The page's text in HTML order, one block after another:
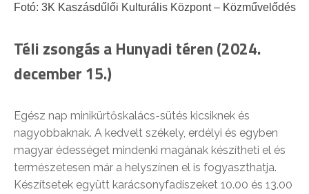
Fotó: 3K Kaszásdűlői Kulturális Központ – Közművelődés
Téli zsongás a Hunyadi téren (2024.
december 15.)
Egész nap minikürtőskalács-sütés kicsiknek és
nagyobbaknak. A kedvelt székely, erdélyi és egyben
magyar édességet mindenki magának készítheti el és
természetesen már a helyszínen el is fogyaszthatja.
Készítsetek együtt karácsonyfadíszeket 10.00 és 13.00